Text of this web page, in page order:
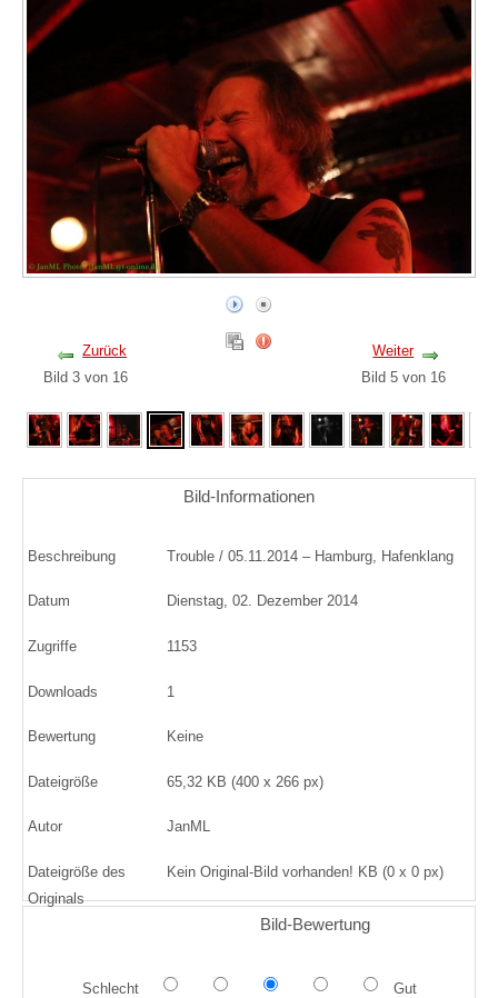
Zurück
Bild 3 von 16
Weiter
Bild 5 von 16
Bild-Informationen
Beschreibung Trouble / 05.11.2014 – Hamburg, Hafenklang
Datum Dienstag, 02. Dezember 2014
Zugriffe 1153
Downloads 1
Bewertung Keine
Dateigröße 65,32 KB (400 x 266 px)
Autor JanML
Dateigröße des
Originals
Kein Original-Bild vorhanden! KB (0 x 0 px)
Bild-Bewertung
Schlecht Gut